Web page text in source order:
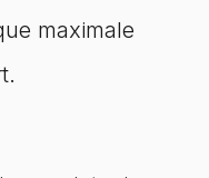
maximale